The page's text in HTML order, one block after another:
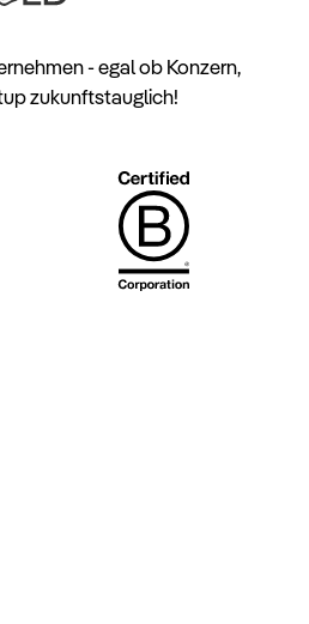
- egal ob Konzern,
zukunftstauglich!